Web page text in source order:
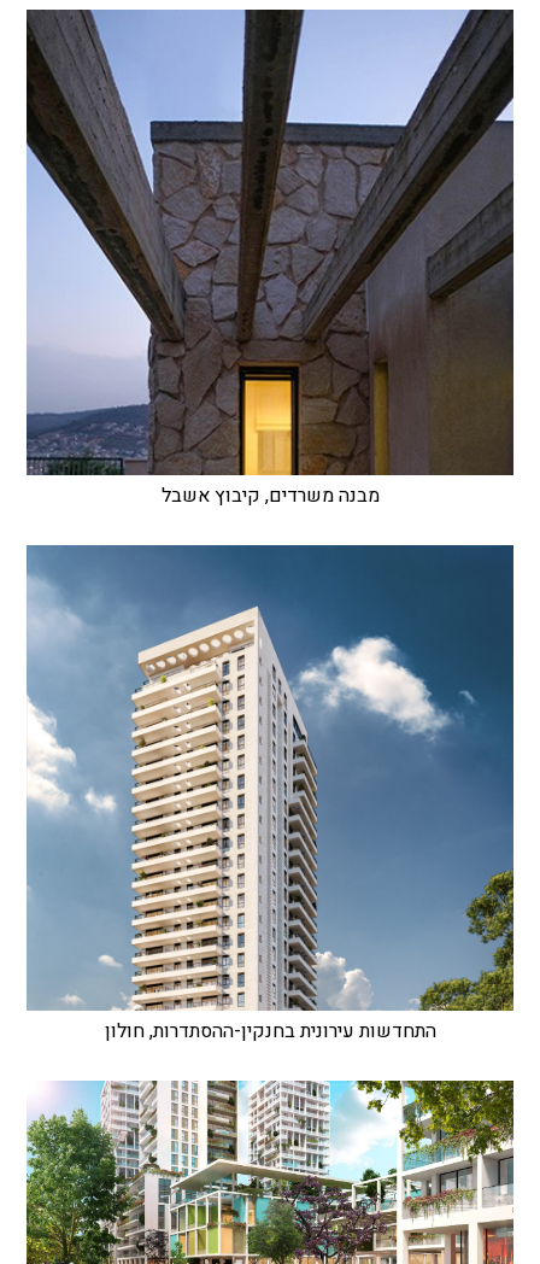
מבנה משרדים, קיבוץ אשבל
התחדשות עירונית בחנקין-ההסתדרות, חולון